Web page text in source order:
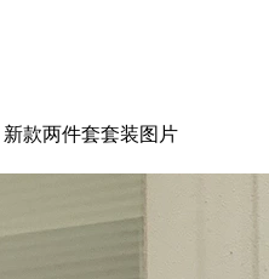
新款两件套套装图片